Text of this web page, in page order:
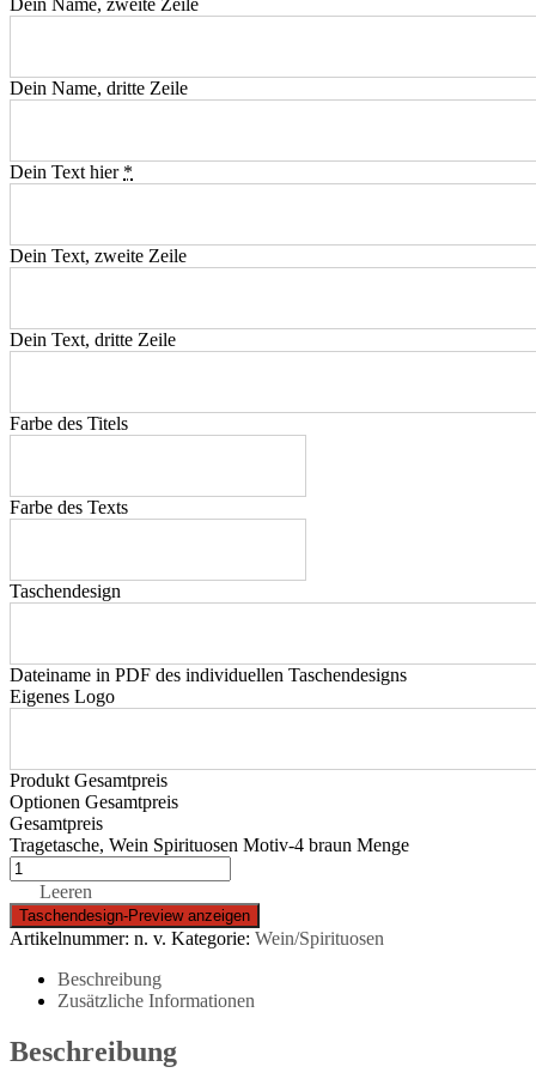
Dein Name, zweite Zeile
Dein Name, dritte Zeile
Dein Text hier *
Dein Text, zweite Zeile
Dein Text, dritte Zeile
Farbe des Titels
Farbe des Texts
Taschendesign
Dateiname in PDF des individuellen Taschendesigns
Eigenes Logo
Produkt Gesamtpreis
Optionen Gesamtpreis
Gesamtpreis
Tragetasche, Wein Spirituosen Motiv-4 braun Menge
Leeren
Artikelnummer: n. v. Kategorie: Wein/Spirituosen
Beschreibung
Zusätzliche Informationen
Beschreibung